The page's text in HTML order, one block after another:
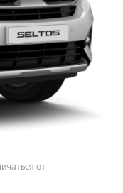
от